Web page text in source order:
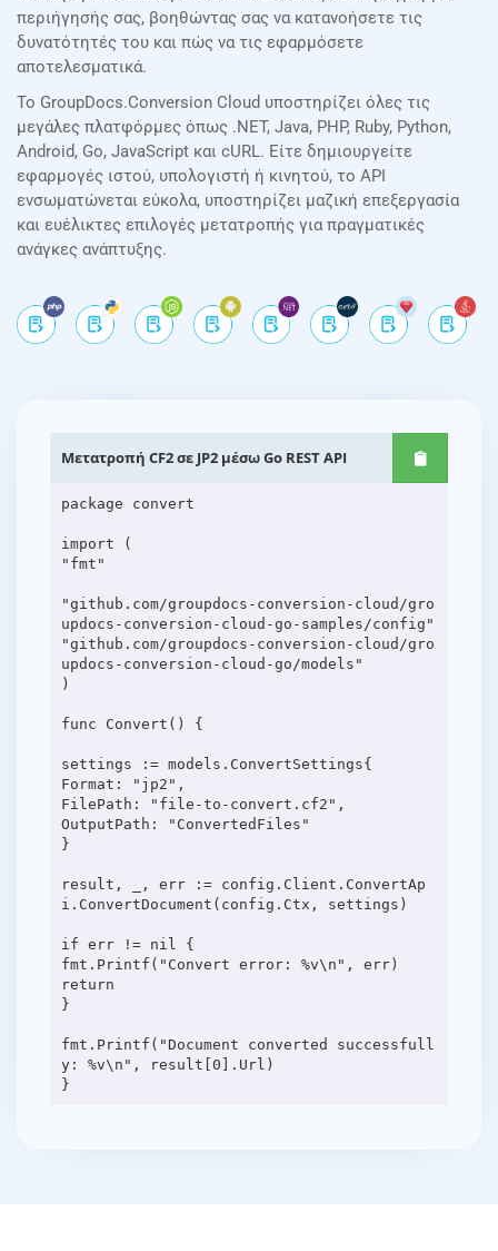
περιήγησής σας, βοηθώντας σας να κατανοήσετε τις
δυνατότητές του και πώς να τις εφαρμόσετε
αποτελεσματικά.
Το GroupDocs.Conversion Cloud υποστηρίζει όλες τις
μεγάλες πλατφόρμες όπως .NET, Java, PHP, Ruby, Python,
Android, Go, JavaScript και cURL. Είτε δημιουργείτε
εφαρμογές ιστού, υπολογιστή ή κινητού, το API
ενσωματώνεται εύκολα, υποστηρίζει μαζική επεξεργασία
και ευέλικτες επιλογές μετατροπής για πραγματικές
ανάγκες ανάπτυξης.
Μετατροπή CF2 σε JP2 μέσω Go REST API
package convert
import (
"fmt"
"github.com/groupdocs-conversion-cloud/gro
updocs-conversion-cloud-go-samples/config"
"github.com/groupdocs-conversion-cloud/gro
updocs-conversion-cloud-go/models"
)
func Convert() {
settings := models.ConvertSettings{
Format: "jp2",
FilePath: "file-to-convert.cf2",
OutputPath: "ConvertedFiles"
}
result, _, err := config.Client.ConvertAp
i.ConvertDocument(config.Ctx, settings)
if err != nil {
fmt.Printf("Convert error: %v\n", err)
return
}
fmt.Printf("Document converted successfull
y: %v\n", result[0].Url)